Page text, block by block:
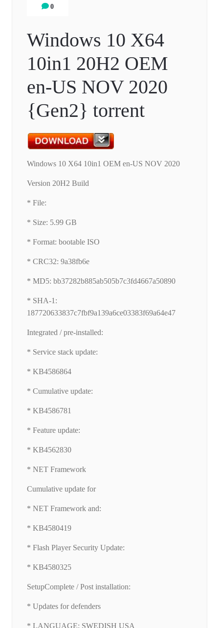
0
Windows 10 X64
10in1 20H2 OEM
en-US NOV 2020
{Gen2} torrent
Windows 10 X64 10in1 OEM en-US NOV 2020
Version 20H2 Build
* File:
* Size: 5.99 GB
* Format: bootable ISO
* CRC32: 9a38fb6e
* MD5: bb37282b885ab505b7c3fd4667a50890
* SHA-1:
187720633837c7fbf9a139a6ce03383f69a64e47
Integrated / pre-installed:
* Service stack update:
* KB4586864
* Cumulative update:
* KB4586781
* Feature update:
* KB4562830
* NET Framework
Cumulative update for
* NET Framework and:
* KB4580419
* Flash Player Security Update:
* KB4580325
SetupComplete / Post installation:
* Updates for defenders
* LANGUAGE: SWEDISH USA